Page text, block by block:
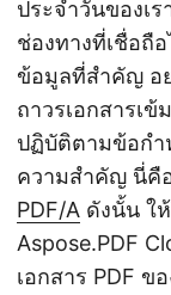
ประจำวันของเ
ช่องทางที่เชื่อถื
ข้อมูลที่สำคัญ อ
ถาวรเอกสารเ
ปฏิบัติตามข้อกำ
ความสำคัญ นี่คื
PDF/A ดังนั้น ใ
Aspose.PDF
เอกสาร PDF ข